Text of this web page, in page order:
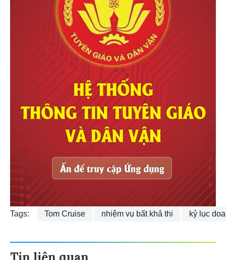
Tags: Tom Cruise nhiệm vụ bất khả thi kỷ lục
Tin liên quan